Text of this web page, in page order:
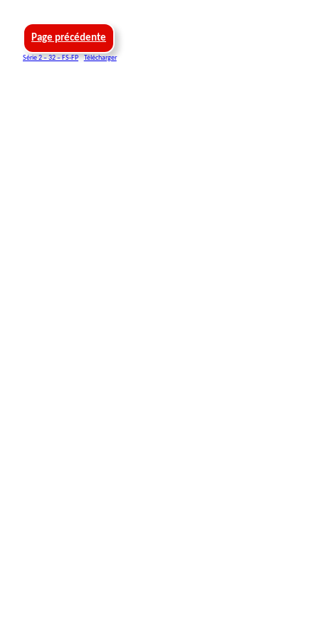
Page précédente
Série 2 – 32 – FS-FP Télécharger